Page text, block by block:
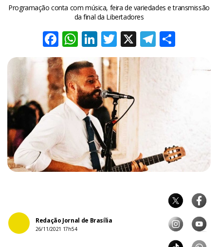
Programação conta com música, feira de variedades e transmissão
da final da Libertadores
Facebook
WhatsApp
LinkedIn
Twitter
X
Redação Jornal de Brasília
26/11/2021 17h54